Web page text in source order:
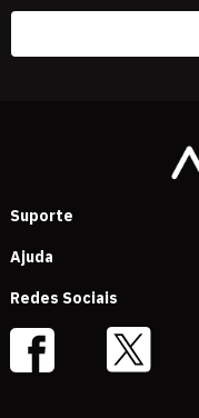
Suporte
Ajuda
Redes Sociais